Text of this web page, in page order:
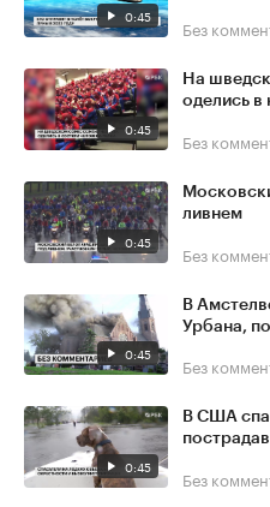
0:45 Без
0:45
На
оделись в
Без
0:45
ливнем
Без
0:45
В
Урбана,
Без
0:45
В США
Без